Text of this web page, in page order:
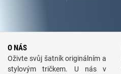
O NÁS
Oživte svůj šatník originálním a
stylovým tričkem. U nás v